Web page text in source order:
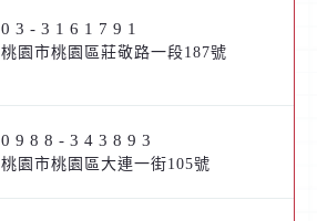
03-3161791
桃園市桃園區莊敬路一段187號
0988-343893
桃園市桃園區大連一街105號